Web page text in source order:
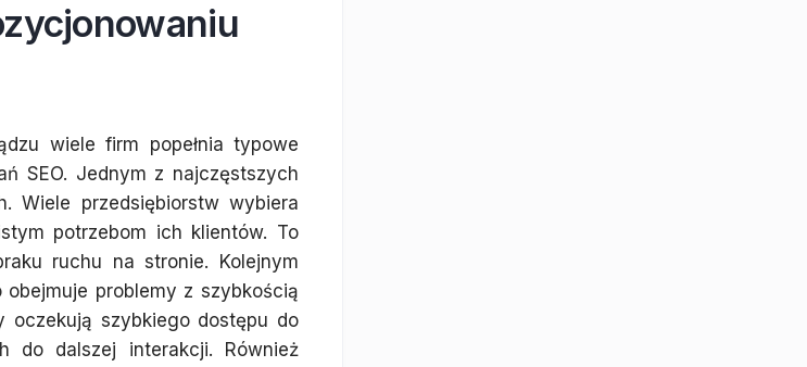
wiele firm popełnia typowe
SEO. Jednym z najczęstszych
Wiele przedsiębiorstw wybiera
potrzebom ich klientów. To
ruchu na stronie. Kolejnym
problemy z szybkością
oczekują szybkiego dostępu do
do dalszej interakcji. Również